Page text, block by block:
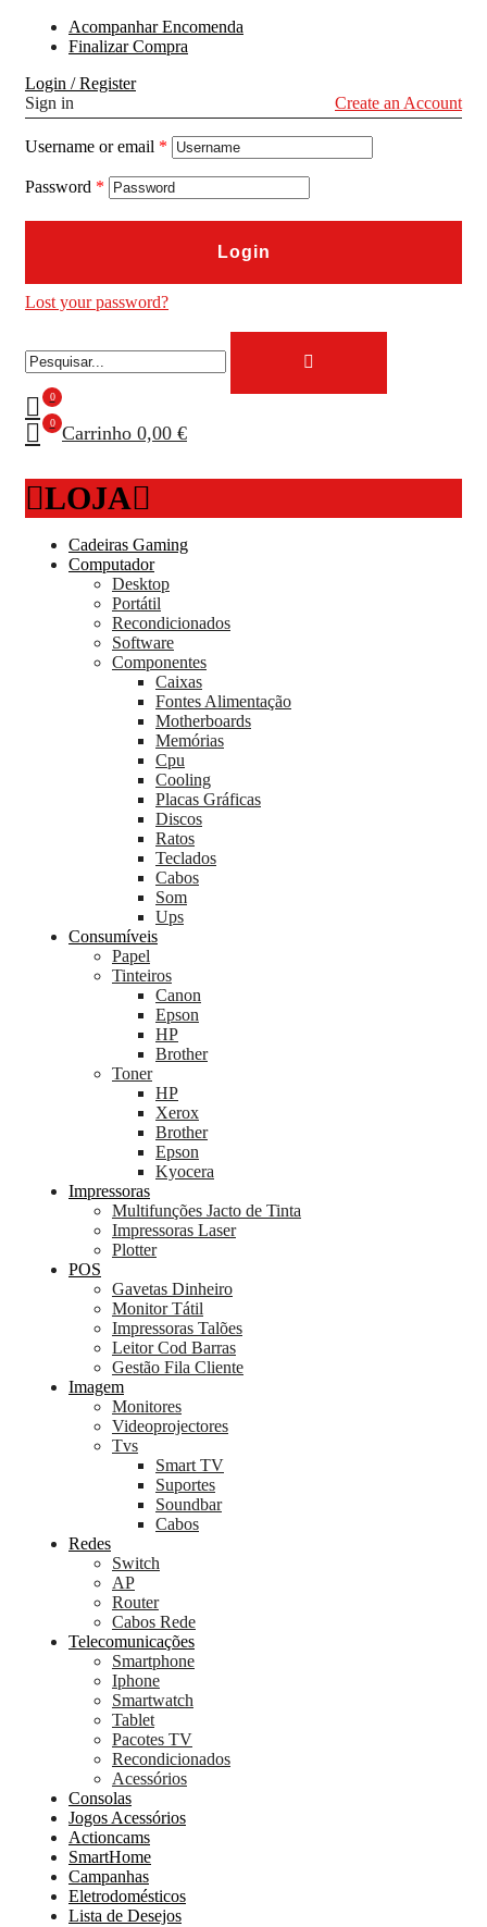
Acompanhar Encomenda
Finalizar Compra
Login / Register
Sign in
Create an Account
Username or email *
Password *
Login
Lost your password?
0
0 Carrinho 0,00 €
LOJA
Cadeiras Gaming
Computador
Desktop
Portátil
Recondicionados
Software
Componentes
Caixas
Fontes Alimentação
Motherboards
Memórias
Cpu
Cooling
Placas Gráficas
Discos
Ratos
Teclados
Cabos
Som
Ups
Consumíveis
Papel
Tinteiros
Canon
Epson
HP
Brother
Toner
HP
Xerox
Brother
Epson
Kyocera
Impressoras
Multifunções Jacto de Tinta
Impressoras Laser
Plotter
POS
Gavetas Dinheiro
Monitor Tátil
Impressoras Talões
Leitor Cod Barras
Gestão Fila Cliente
Imagem
Monitores
Videoprojectores
Tvs
Smart TV
Suportes
Soundbar
Cabos
Redes
Switch
AP
Router
Cabos Rede
Telecomunicações
Smartphone
Iphone
Smartwatch
Tablet
Pacotes TV
Recondicionados
Acessórios
Consolas
Jogos Acessórios
Actioncams
SmartHome
Campanhas
Eletrodomésticos
Lista de Desejos